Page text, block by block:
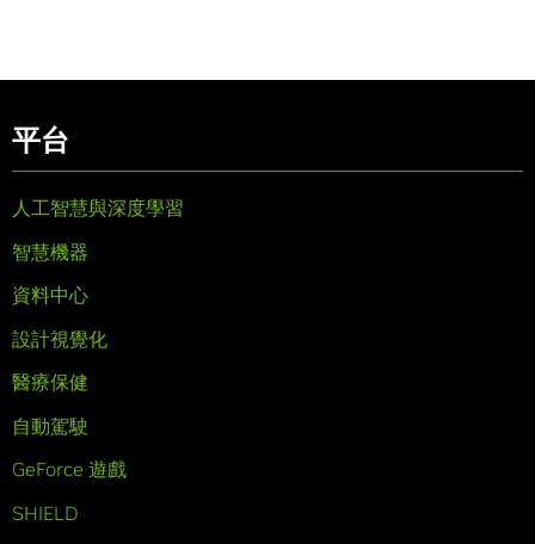
平台
人工智慧與深度學習
智慧機器
資料中心
設計視覺化
醫療保健
自動駕駛
GeForce 遊戲
SHIELD